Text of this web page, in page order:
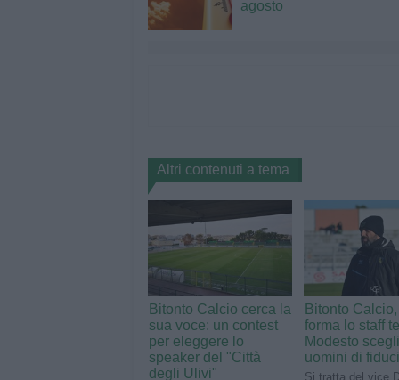
agosto
Altri contenuti a tema
Bitonto Calcio cerca la
sua voce: un contest
per eleggere lo
speaker del "Città
degli Ulivi"
Bitonto
forma lo staff
Modesto
uomini di
Si tratta del vice